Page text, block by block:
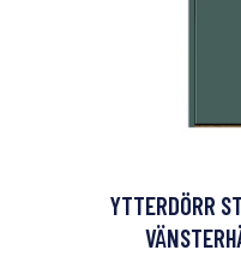
YTTERDÖRR